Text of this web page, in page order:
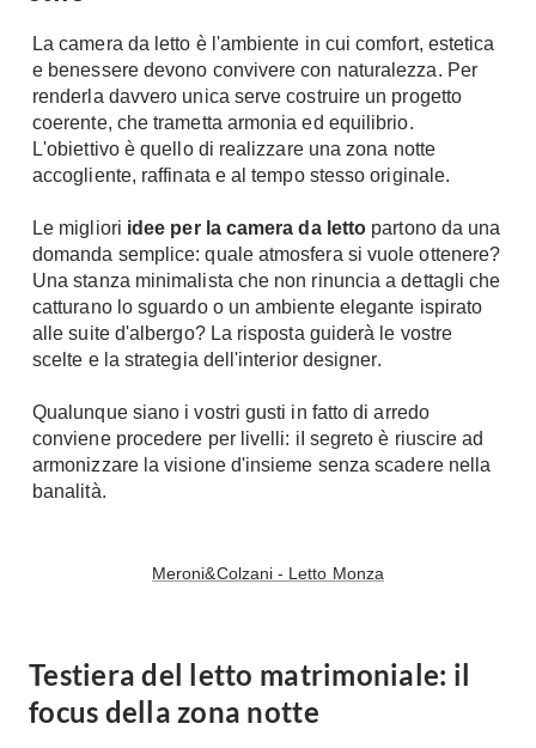
Pareti Attrezzate
Porta Tv
Contatti
Divani
Divani classici
Poltrone
Poltroncine
Divanoletto
Divani Angolo
Divani in Pelle
Sedie
Oggettistica
Complementi arredo
Pompe di calore
Ecologia
Geotermia
Case in Legno
Case Prefabbricate
Fotovoltaico
Riciclo
Energie Rinnovabili
Bioedilizia
Cura della casa
Progetti
La camera da letto è l'ambiente in cui comfort, estetica
e benessere devono convivere con naturalezza. Per
renderla davvero unica serve costruire un progetto
coerente, che trametta armonia ed equilibrio.
L'obiettivo è quello di realizzare una zona notte
accogliente, raffinata e al tempo stesso originale.
Le migliori idee per la camera da letto partono da una
domanda semplice: quale atmosfera si vuole ottenere?
Una stanza minimalista che non rinuncia a dettagli che
catturano lo sguardo o un ambiente elegante ispirato
alle suite d'albergo? La risposta guiderà le vostre
scelte e la strategia dell'interior designer.
Qualunque siano i vostri gusti in fatto di arredo
conviene procedere per livelli: iI segreto è riuscire ad
armonizzare la visione d'insieme senza scadere nella
banalità.
Meroni&Colzani - Letto Monza
Testiera del letto matrimoniale: il
focus della zona notte